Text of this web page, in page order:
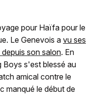
pour Haïfa pour le
Le Genevois avu ses
son salon. En
Boys s'est blessé au
amical contre le
manqué le début de